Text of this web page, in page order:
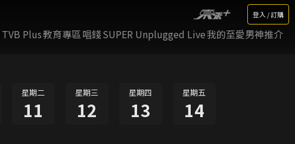
登入 / 訂購
TVB Plus教育專區唱錢SUPER Unplugged Live我的至愛男神推介
星期二
11
星期三
12
星期四
13
星期五
14